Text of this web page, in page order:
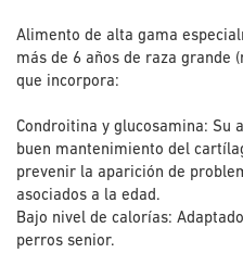
Alimento de alta gama
más de 6 años de raza grande
que incorpora:
Condroitina y glucosamina: Su
buen mantenimiento del
prevenir la aparición de
asociados a la edad.
Bajo nivel de calorías:
perros senior.